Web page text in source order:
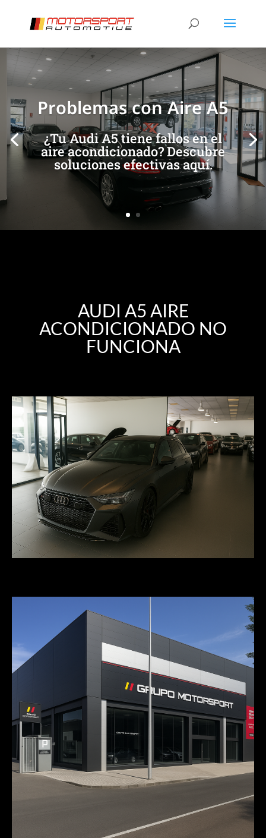
Problemas con Aire A5
¿Tu Audi A5 tiene fallos en el
aire acondicionado? Descubre
soluciones efectivas aquí.
[/et_pb_slide] [/et_pb_slide]
AUDI A5 AIRE
ACONDICIONADO NO
FUNCIONA